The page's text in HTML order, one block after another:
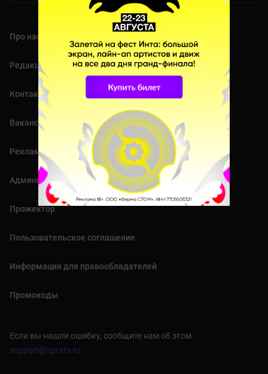
Про нас
Редакция
Контакты
Вакансии
Реклама
Административный блог
Прожектор
Пользовательское соглашение
Информация для правообладателей
Промокоды
Если вы нашли ошибку, сообщите нам об этом:
support@sports.ru